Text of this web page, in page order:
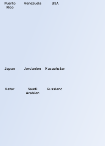
Puerto
Rico
Venezuela USA
Japan Jordanien Kasachstan
Katar
Saudi
Arabien
Russland